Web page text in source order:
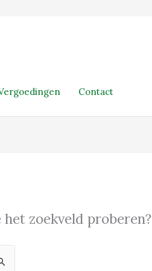
Contact
zoekveld proberen?